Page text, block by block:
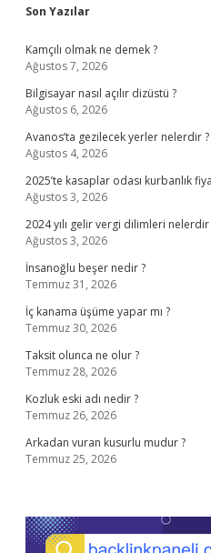
Sidebar
Son Yazılar
Kamçılı olmak ne demek ?
Ağustos 7, 2026
Bilgisayar nasıl açılır dizüstü ?
Ağustos 6, 2026
Avanos’ta gezilecek yerler nelerdir ?
Ağustos 4, 2026
2025’te kasaplar odası kurbanlık
Ağustos 3, 2026
2024 yılı gelir vergi dilimleri nelerdir
Ağustos 3, 2026
İnsanoğlu beşer nedir ?
Temmuz 31, 2026
İç kanama üşüme yapar mı ?
Temmuz 30, 2026
Taksit olunca ne olur ?
Temmuz 28, 2026
Kozluk eski adı nedir ?
Temmuz 26, 2026
Arkadan vuran kusurlu mudur ?
Temmuz 25, 2026